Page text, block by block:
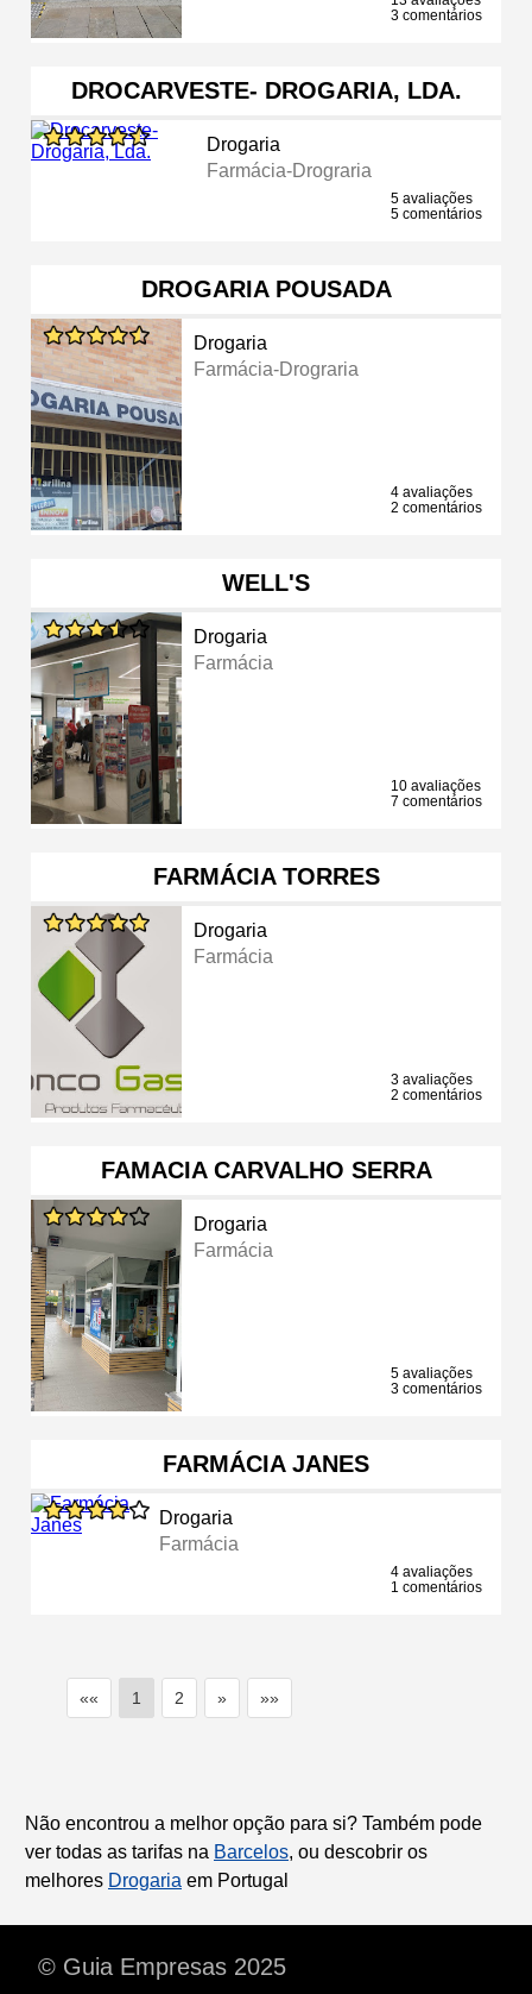
3 comentários
DROCARVESTE- DROGARIA, LDA.
Drogaria
Farmácia-Drograria
5 avaliações
5 comentários
DROGARIA POUSADA
Drogaria
Farmácia-Drograria
4 avaliações
2 comentários
WELL'S
Drogaria
Farmácia
10 avaliações
7 comentários
FARMÁCIA TORRES
Drogaria
Farmácia
3 avaliações
2 comentários
FAMACIA CARVALHO SERRA
Drogaria
Farmácia
5 avaliações
3 comentários
FARMÁCIA JANES
Drogaria
Farmácia
4 avaliações
1 comentários
«« 1 2 » »»
Não encontrou a melhor opção para si? Também pode
ver todas as tarifas na Barcelos, ou descobrir os
melhores Drogaria em Portugal
© Guia Empresas 2025